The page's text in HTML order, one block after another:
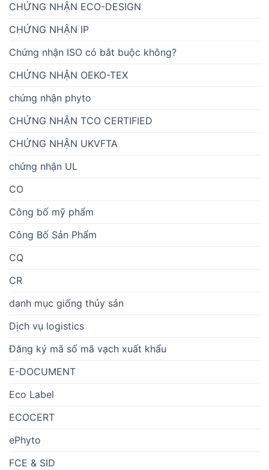
CHỨNG NHẬN ECO-DESIGN
CHỨNG NHẬN IP
Chứng nhận ISO có bắt buộc không?
CHỨNG NHẬN OEKO-TEX
chứng nhận phyto
CHỨNG NHẬN TCO CERTIFIED
CHỨNG NHẬN UKVFTA
chứng nhận UL
CO
Công bố mỹ phẩm
Công Bố Sản Phẩm
CQ
CR
danh mục giống thủy sản
Dịch vụ logistics
Đăng ký mã số mã vạch xuất khẩu
E-DOCUMENT
Eco Label
ECOCERT
ePhyto
FCE & SID